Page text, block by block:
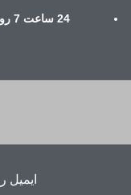
24 ساعت 7 روز هفته پشتیبانی آنلاین در خدمت مشتریان